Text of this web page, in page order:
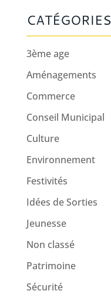
CATÉGORIES
3ème age
Aménagements
Commerce
Conseil Municipal
Culture
Environnement
Festivités
Idées de Sorties
Jeunesse
Non classé
Patrimoine
Sécurité